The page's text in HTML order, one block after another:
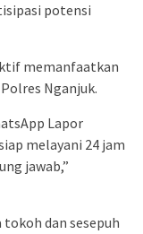
potensi
memanfaatkan
Nganjuk.
Lapor
melayani 24 jam
jawab,”
dan sesepuh